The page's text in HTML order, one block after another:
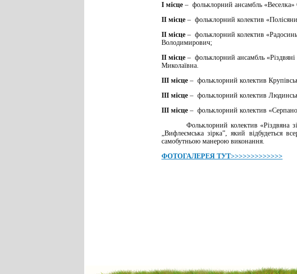
І місце – фольклорний ансамбль «Веселка»
ІІ місце – фольклорний колектив
ІІ місце – фольклорний колектив
Володимирович;
ІІ місце – фольклорний ансамбль
Миколаївна.
ІІІ місце – фольклорний колектив
ІІІ місце – фольклорний колектив
ІІІ місце – фольклорний колектив
Фольклорний колектив «Різдвяна
„Вифлеємська зірка”, який відбудеться
самобутньою манерою виконання.
ФОТОГАЛЕРЕЯ ТУТ>>>>>>>>>>>>>